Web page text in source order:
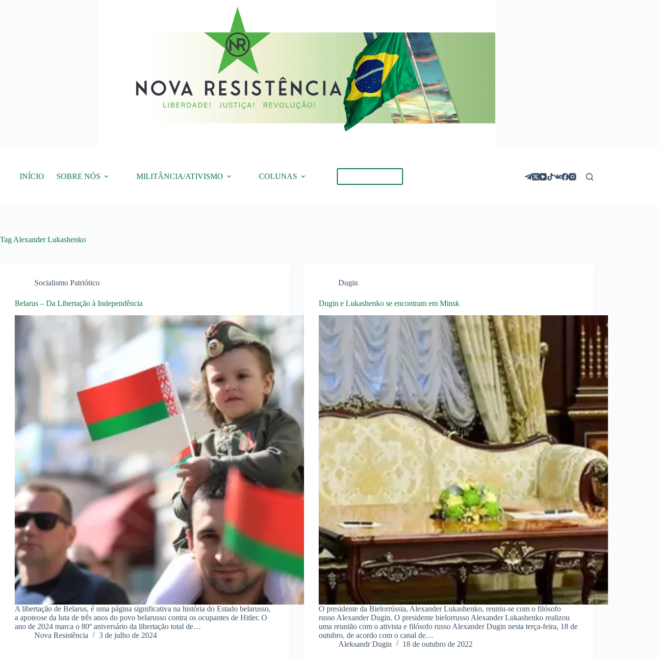
INÍCIO SOBRE NÓS MILITÂNCIA/ATIVISMO COLUNAS
Tag Alexander Lukashenko
Socialismo Patriótico
Belarus – Da Libertação à Independência
A libertação de Belarus, é uma página significativa na história do Estado belarusso,
a apoteose da luta de três anos do povo belarusso contra os ocupantes de Hitler. O
ano de 2024 marca o 80º aniversário da libertação total de…
Nova Resistência
3 de julho de 2024
Dugin
Dugin e Lukashenko se encontram em Minsk
O presidente da Bielorrússia, Alexander Lukashenko, reuniu-se com o filósofo
russo Alexander Dugin. O presidente bielorrusso Alexander Lukashenko realizou
uma reunião com o ativista e filósofo russo Alexander Dugin nesta terça-feira, 18 de
outubro, de acordo com o canal de…
Aleksandr Dugin
18 de outubro de 2022